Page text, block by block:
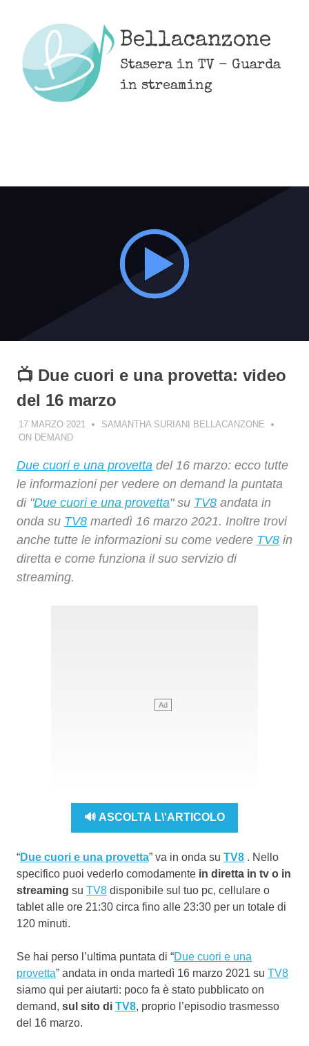
content
Bellacanzone
Stasera in TV - Guarda
in streaming
📺 Due cuori e una provetta: video
del 16 marzo
17 MARZO 2021
SAMANTHA SURIANI BELLACANZONE
ON DEMAND
Due cuori e una provetta del 16 marzo: ecco tutte
le informazioni per vedere on demand la puntata
di "Due cuori e una provetta" su TV8 andata in
onda su TV8 martedì 16 marzo 2021. Inoltre trovi
anche tutte le informazioni su come vedere TV8 in
diretta e come funziona il suo servizio di
streaming.
🔊 ASCOLTA L\'ARTICOLO
“Due cuori e una provetta” va in onda su TV8 . Nello
specifico puoi vederlo comodamente in diretta in tv o in
streaming su TV8 disponibile sul tuo pc, cellulare o
tablet alle ore 21:30 circa fino alle 23:30 per un totale di
120 minuti.
Se hai perso l’ultima puntata di “Due cuori e una
provetta” andata in onda martedì 16 marzo 2021 su TV8
siamo qui per aiutarti: poco fa è stato pubblicato on
demand, sul sito di TV8, proprio l’episodio trasmesso
del 16 marzo.